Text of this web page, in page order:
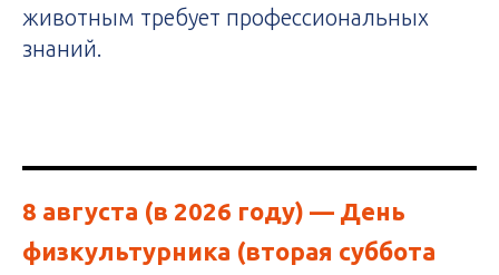
животным требует профессиональных
знаний.
8 августа (в 2026 году) — День
физкультурника (вторая суббота